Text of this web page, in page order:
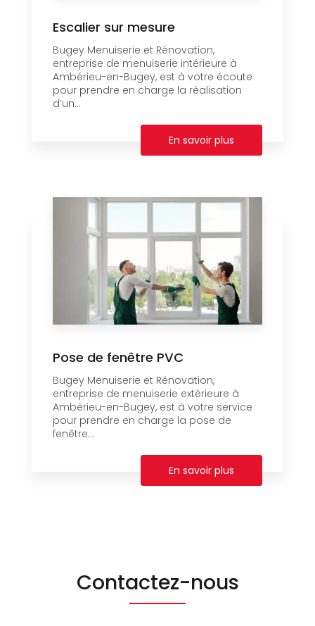
Escalier sur mesure
Bugey Menuiserie et Rénovation,
entreprise de menuiserie intérieure à
Ambérieu-en-Bugey, est à votre écoute
pour prendre en charge la réalisation
d’un...
En savoir plus
Pose de fenêtre PVC
Bugey Menuiserie et Rénovation,
entreprise de menuiserie extérieure à
Ambérieu-en-Bugey, est à votre service
pour prendre en charge la pose de
fenêtre...
En savoir plus
Contactez-nous